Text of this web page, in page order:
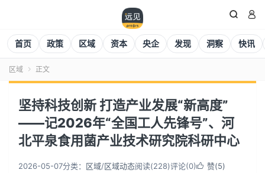
 
首页 政策 区域 资本 央企 发现 洞察 快讯
区域  正文
坚持科技创新 打造产业发展“新高度”
——记2026年“全国工人先锋号”、河
北平泉食用菌产业技术研究院科研中心
2026-05-07分类： 区域/区域动态阅读(228)评论(0) 赞(5)